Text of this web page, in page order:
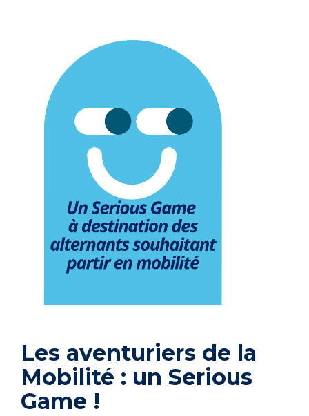
Les aventuriers de la
Mobilité : un Serious
Game !